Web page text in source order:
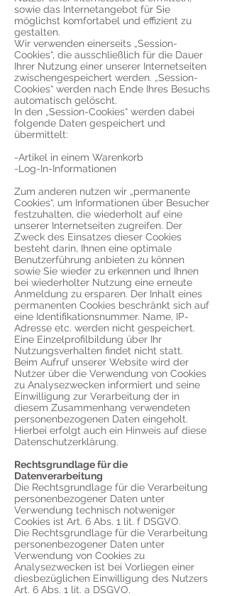
sowie das Internetangebot für Sie
möglichst komfortabel und effizient zu
gestalten.
Wir verwenden einerseits „Session-
Cookies“, die ausschließlich für die Dauer
Ihrer Nutzung einer unserer Internetseiten
zwischengespeichert werden. „Session-
Cookies“ werden nach Ende Ihres Besuchs
automatisch gelöscht.
In den „Session-Cookies“ werden dabei
folgende Daten gespeichert und
übermittelt:
-Artikel in einem Warenkorb
-Log-In-Informationen
Zum anderen nutzen wir „permanente
Cookies“, um Informationen über Besucher
festzuhalten, die wiederholt auf eine
unserer Internetseiten zugreifen. Der
Zweck des Einsatzes dieser Cookies
besteht darin, Ihnen eine optimale
Benutzerführung anbieten zu können
sowie Sie wieder zu erkennen und Ihnen
bei wiederholter Nutzung eine erneute
Anmeldung zu ersparen. Der Inhalt eines
permanenten Cookies beschränkt sich auf
eine Identifikationsnummer. Name, IP-
Adresse etc. werden nicht gespeichert.
Eine Einzelprofilbildung über Ihr
Nutzungsverhalten findet nicht statt.
Beim Aufruf unserer Website wird der
Nutzer über die Verwendung von Cookies
zu Analysezwecken informiert und seine
Einwilligung zur Verarbeitung der in
diesem Zusammenhang verwendeten
personenbezogenen Daten eingeholt.
Hierbei erfolgt auch ein Hinweis auf diese
Datenschutzerklärung.
Rechtsgrundlage für die
Datenverarbeitung
Die Rechtsgrundlage für die Verarbeitung
personenbezogener Daten unter
Verwendung technisch notweniger
Cookies ist Art. 6 Abs. 1 lit. f DSGVO.
Die Rechtsgrundlage für die Verarbeitung
personenbezogener Daten unter
Verwendung von Cookies zu
Analysezwecken ist bei Vorliegen einer
diesbezüglichen Einwilligung des Nutzers
Art. 6 Abs. 1 lit. a DSGVO.